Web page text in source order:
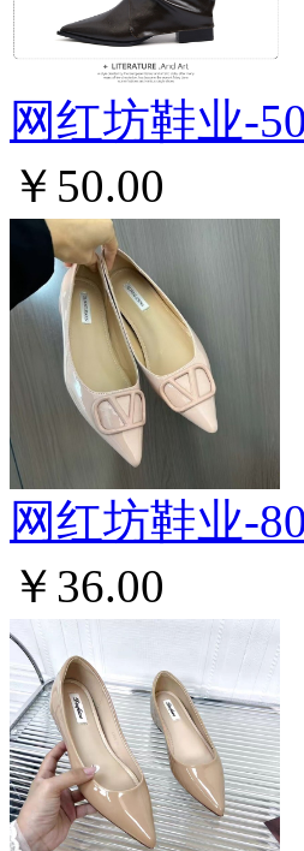
网红坊鞋业-
￥50.00
网红坊鞋业-
￥36.00